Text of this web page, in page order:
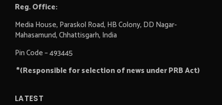
Reg. Office:
Media House, Paraskol Road, HB Colony, DD Nagar-
Mahasamund, Chhattisgarh, India
Pin Code – 493445
*(Responsible for selection of news under PRB Act)
LATEST